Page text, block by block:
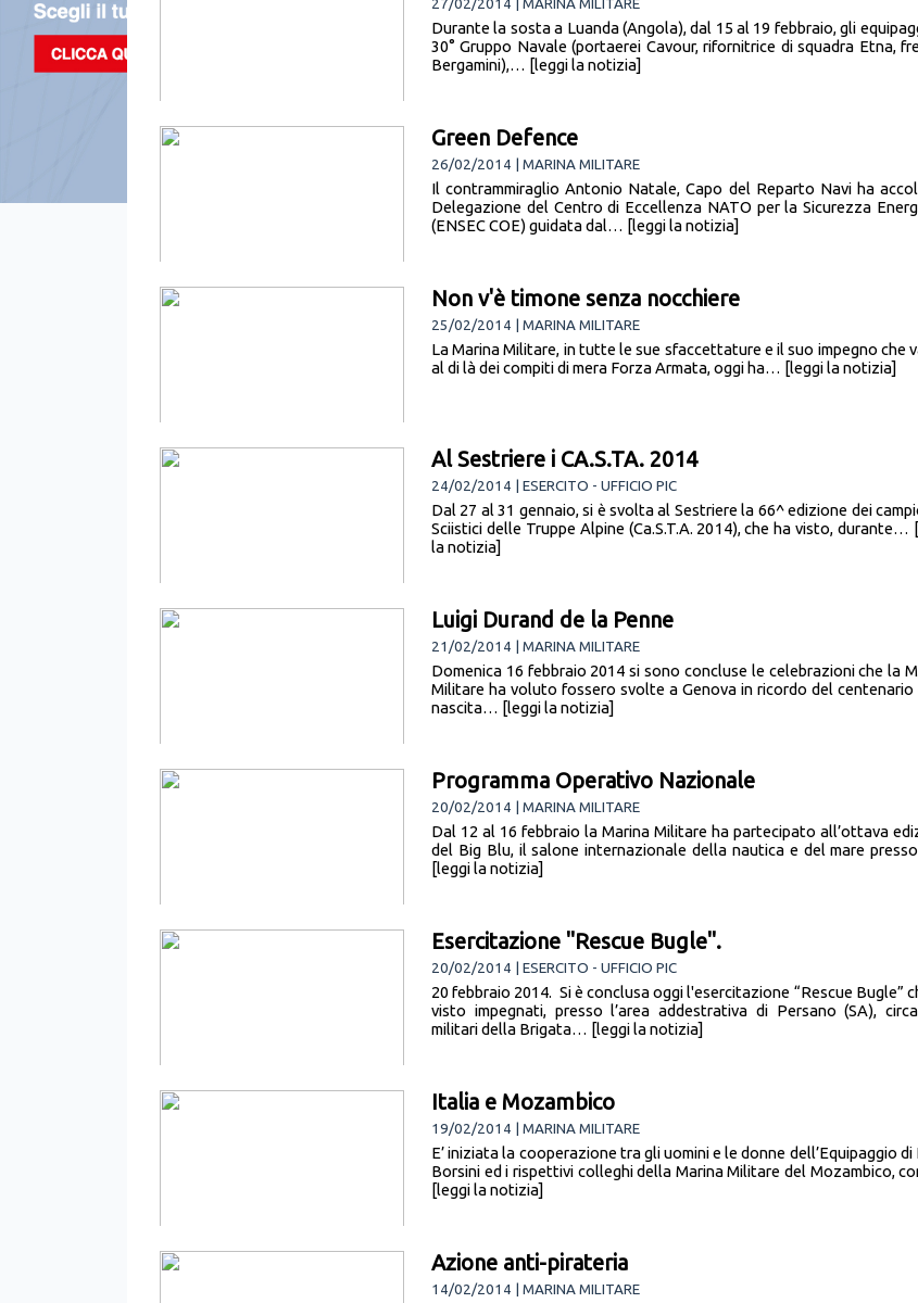
27/02/2014 | MARINA MILITARE
Durante la sosta a Luanda (Angola), dal 15 al 19 febbraio, gli
30° Gruppo Navale (portaerei Cavour, rifornitrice di squadra Etna,
Bergamini),… [leggi la notizia]
Green Defence
26/02/2014 | MARINA MILITARE
Il contrammiraglio Antonio Natale, Capo del Reparto Navi ha
Delegazione del Centro di Eccellenza NATO per la Sicurezza
(ENSEC COE) guidata dal… [leggi la notizia]
Non v'è timone senza nocchiere
25/02/2014 | MARINA MILITARE
La Marina Militare, in tutte le sue sfaccettature e il suo impegno che
al di là dei compiti di mera Forza Armata, oggi ha… [leggi la notizia]
Al Sestriere i CA.S.TA. 2014
24/02/2014 | ESERCITO - UFFICIO PIC
Dal 27 al 31 gennaio, si è svolta al Sestriere la 66^ edizione dei
Sciistici delle Truppe Alpine (Ca.S.T.A. 2014), che ha visto, durante…
la notizia]
Luigi Durand de la Penne
21/02/2014 | MARINA MILITARE
Domenica 16 febbraio 2014 si sono concluse le celebrazioni che la
Militare ha voluto fossero svolte a Genova in ricordo del centenario
nascita… [leggi la notizia]
Programma Operativo Nazionale
20/02/2014 | MARINA MILITARE
Dal 12 al 16 febbraio la Marina Militare ha partecipato all’ottava
del Big Blu, il salone internazionale della nautica e del mare
[leggi la notizia]
Esercitazione "Rescue Bugle".
20/02/2014 | ESERCITO - UFFICIO PIC
20 febbraio 2014. Si è conclusa oggi l'esercitazione “Rescue Bugle”
visto impegnati, presso l’area addestrativa di Persano (SA),
militari della Brigata… [leggi la notizia]
Italia e Mozambico
19/02/2014 | MARINA MILITARE
E’ iniziata la cooperazione tra gli uomini e le donne dell’Equipaggio di
Borsini ed i rispettivi colleghi della Marina Militare del Mozambico,
[leggi la notizia]
Azione anti-pirateria
14/02/2014 | MARINA MILITARE